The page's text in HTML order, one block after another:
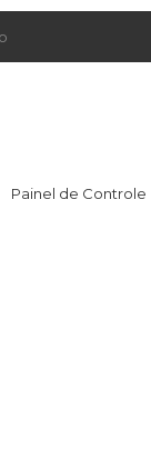
Painel de Controle